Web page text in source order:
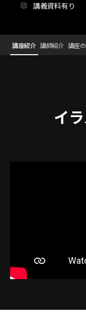
講義資料有り
イラストレーター
Configuration
講座紹介 講師紹介 講座
イ